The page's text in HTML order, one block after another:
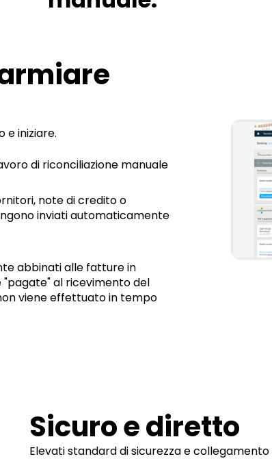
e iniziare.
di riconciliazione manuale
note di credito o
inviati automaticamente
abbinati alle fatture in
al ricevimento del
viene effettuato in tempo
Sicuro e diretto
Elevati standard di sicurezza e